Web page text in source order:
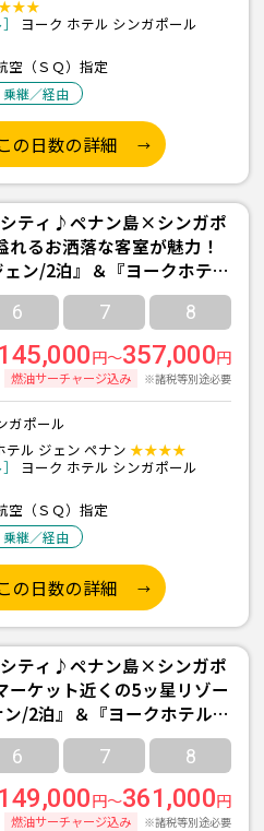
ヨーク ホテル シンガポール
空（ＳＱ）指定
乗継／経由
の日数の詳細
ティ♪ペナン島×シンガポ
るお洒落な客室が魅力！
ン/2泊』＆『ヨークホテ
ガポール航空利用 3泊5日
6 7 8
145,000円～357,000円
燃油サーチャージ込み ※諸税等別途必要
ガポール
テル ジェン ペナン ★★★★
ヨーク ホテル シンガポール
空（ＳＱ）指定
乗継／経由
の日数の詳細
ティ♪ペナン島×シンガポ
ケット近くの5ッ星リゾー
/2泊』＆『ヨークホテル/1
/シンガポール航空利用 3
6 7 8
149,000円～361,000円
燃油サーチャージ込み ※諸税等別途必要